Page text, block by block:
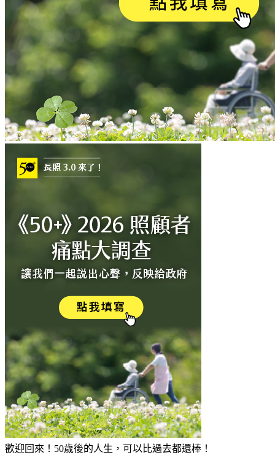
歡迎回來！50歲後的人生，可以比過去都還棒！